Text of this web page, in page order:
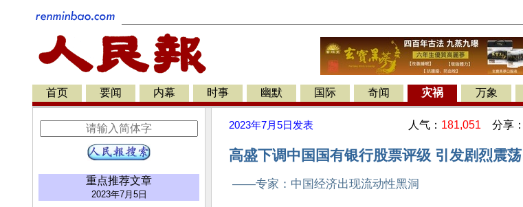
首页 要闻 内幕 时事 幽默 国际 奇闻 灾祸 万象
重点推荐文章
2023年7月5日
2023年7月5日 发表 人气： 181,051 分享：
高盛下调中国国有银行股票评级 引发剧烈震荡
——专家：中国经济出现流动性黑洞